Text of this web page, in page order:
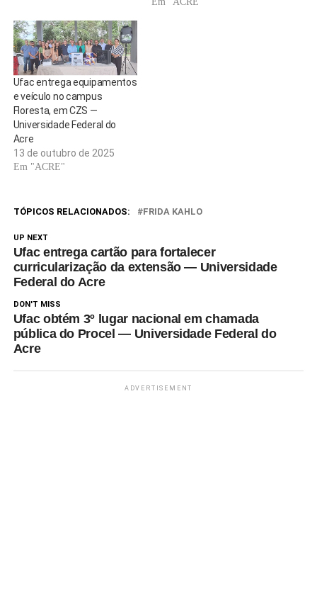
Ufac entrega equipamentos
e veículo no campus
Floresta, em CZS —
Universidade Federal do
Acre
13 de outubro de 2025
Em "ACRE"
TÓPICOS RELACIONADOS: FRIDA KAHLO
UP NEXT
Ufac entrega cartão para fortalecer
curricularização da extensão — Universidade
Federal do Acre
DON'T MISS
Ufac obtém 3º lugar nacional em chamada
pública do Procel — Universidade Federal do
Acre
ADVERTISEMENT